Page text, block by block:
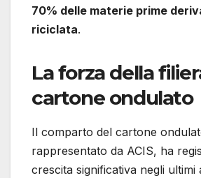
70% delle materie prime
riciclata.
La forza della
cartone ondulato
Il comparto del cartone
rappresentato da ACIS, ha
crescita significativa negli ultimi